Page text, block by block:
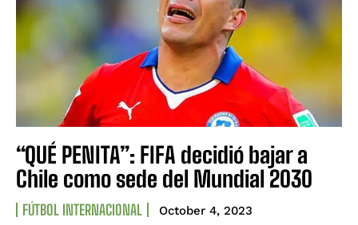
“QUÉ PENITA”: FIFA decidió bajar a
Chile como sede del Mundial 2030
FÚTBOL INTERNACIONAL October 4, 2023